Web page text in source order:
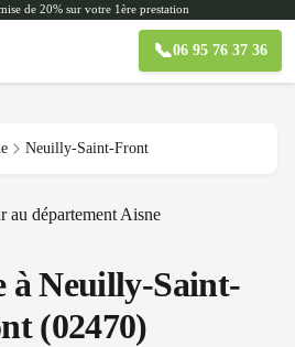
de 20% sur votre 1ère prestation
📞06 95 76 37 36
Neuilly-Saint-Front
au département Aisne
àNeuilly-Saint-
(02470)